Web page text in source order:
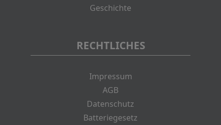
Geschichte
RECHTLICHES
Impressum
AGB
Datenschutz
Batteriegesetz